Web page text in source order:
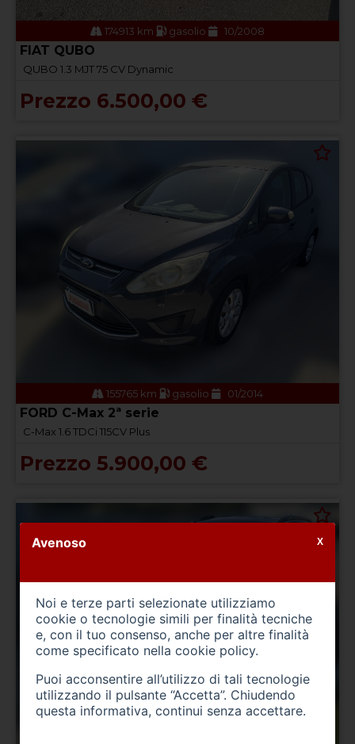
174913 km gasolio 10/2008
FIAT QUBO
QUBO 1.3 MJT 75 CV Dynamic
Prezzo 6.500,00 €
155765 km gasolio 01/2014
FORD C-Max 2ª serie
C-Max 1.6 TDCi 115CV Plus
Prezzo 5.900,00 €
Avenoso
Noi e terze parti selezionate utilizziamo
cookie o tecnologie simili per finalità tecniche
e, con il tuo consenso, anche per altre finalità
come specificato nella cookie policy.
Puoi acconsentire all’utilizzo di tali tecnologie
utilizzando il pulsante “Accetta”. Chiudendo
questa informativa, continui senza accettare.
X